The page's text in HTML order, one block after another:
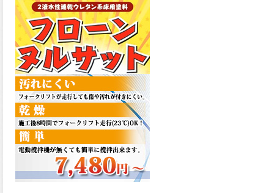
た。ご購入はこちらから。
2026.06.29
数多くの施工実績を持つ信頼
性の高い塗材 優れた性能と高
品質で高度な防水機能を発
揮、フローン11が新しく販売
開始致しました。ご購入はこ
ちらから。
2026.05.26
コンクリート特有の質感やム
ラ感と溶け合うように広がる
色彩が床と壁を印象的に仕上
げる、アクアカラー デュオト
ーンが新しく販売開始致しま